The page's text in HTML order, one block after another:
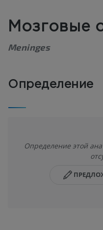
Мозговые
Meninges
Определение
Определение этой